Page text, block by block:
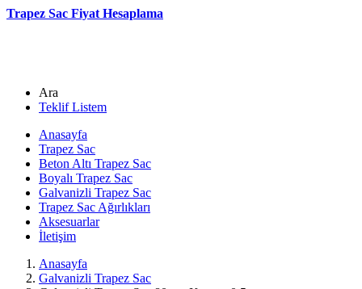
Trapez Sac Fiyat Hesaplama
Ara
Teklif Listem
Anasayfa
Trapez Sac
Beton Altı Trapez Sac
Boyalı Trapez Sac
Galvanizli Trapez Sac
Trapez Sac Ağırlıkları
Aksesuarlar
İletişim
Anasayfa
Galvanizli Trapez Sac